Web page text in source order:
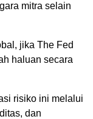
mitra selain
jika The Fed
haluan secara
risiko ini melalui
dan